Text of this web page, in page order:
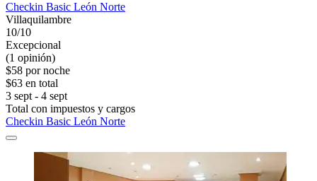
Checkin Basic León Norte
Villaquilambre
10/10
Excepcional
(1 opinión)
$58 por noche
$63 en total
3 sept - 4 sept
Total con impuestos y cargos
Checkin Basic León Norte